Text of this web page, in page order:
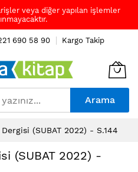
veya diğer yapılan işlemler
690 58 90 Kargo Takip
Arama
(SUBAT 2022) - S.144
(SUBAT 2022) -